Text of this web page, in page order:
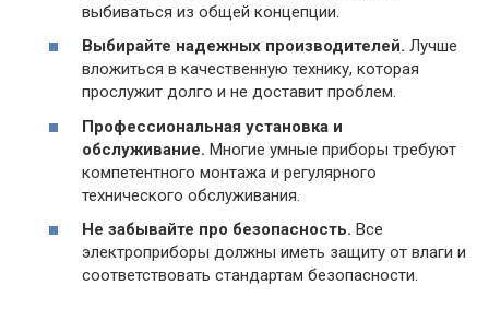
выбиваться из общей концепции.
Выбирайте надежных производителей. Лучше
вложиться в качественную технику, которая
прослужит долго и не доставит проблем.
Профессиональная установка и
обслуживание. Многие умные приборы требуют
компетентного монтажа и регулярного
технического обслуживания.
Не забывайте про безопасность. Все
электроприборы должны иметь защиту от влаги и
соответствовать стандартам безопасности.